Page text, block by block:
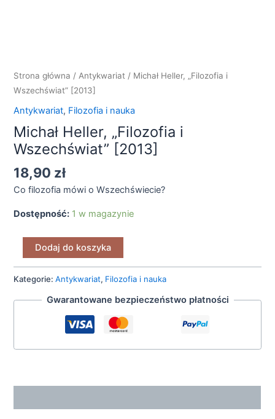
Strona główna / Antykwariat / Michał Heller, „Filozofia i
Wszechświat” [2013]
Antykwariat, Filozofia i nauka
Michał Heller, „Filozofia i
Wszechświat” [2013]
18,90 zł
Co filozofia mówi o Wszechświecie?
Dostępność: 1 w magazynie
Dodaj do koszyka
Kategorie:Antykwariat, Filozofia i nauka
Gwarantowane bezpieczeństwo płatności